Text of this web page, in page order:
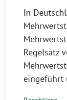
In
Regelsatz
eingeführt